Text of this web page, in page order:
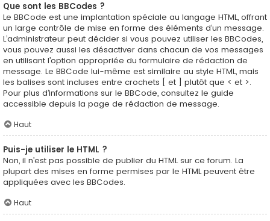
Que sont les BBCodes ?
Le BBCode est une implantation spéciale au langage HTML, offrant
un large contrôle de mise en forme des éléments d’un message.
L’administrateur peut décider si vous pouvez utiliser les BBCodes,
vous pouvez aussi les désactiver dans chacun de vos messages
en utilisant l’option appropriée du formulaire de rédaction de
message. Le BBCode lui-même est similaire au style HTML, mais
les balises sont incluses entre crochets [ et ] plutôt que < et >.
Pour plus d’informations sur le BBCode, consultez le guide
accessible depuis la page de rédaction de message.
Haut
Puis-je utiliser le HTML ?
Non, il n’est pas possible de publier du HTML sur ce forum. La
plupart des mises en forme permises par le HTML peuvent être
appliquées avec les BBCodes.
Haut